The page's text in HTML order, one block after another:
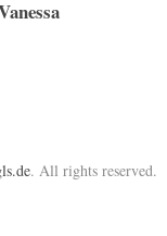
. All rights reserved.